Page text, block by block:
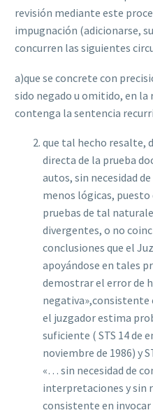
revisión mediante este
impugnación (adicionarse,
concurren las siguientes
a)que se concrete con
sido negado u omitido, en la
contenga la sentencia
que tal hecho resalte,
directa de la prueba
autos, sin necesidad
menos lógicas, puesto
pruebas de tal
divergentes, o no
conclusiones que el
apoyándose en tales
demostrar el error de
negativa»,consistente
el juzgador estima
suf‌iciente ( STS 14 de
noviembre de 1986) y
«… sin necesidad de
interpretaciones y sin
consistente en invocar